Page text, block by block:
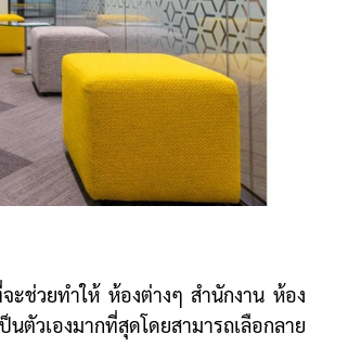
ะช่วยทำให้ ห้องต่างๆ สำนักงาน ห้อง
วเองมากที่สุดโดยสามารถเลือกลาย